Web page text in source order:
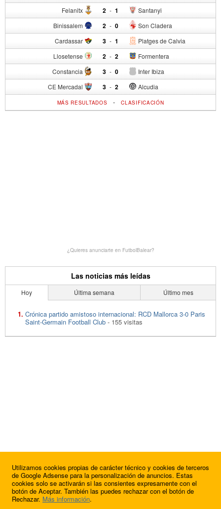
Felanitx 2 - Santanyi
1
Binissalem 2 - Son Cladera
0
Cardassar 3 - Platges de Calvia
1
Llosetense 2 - Formentera
2
Constancia 3 - Inter Ibiza
0
CE Mercadal 3 - Alcudia
2
MÁS RESULTADOS -CLASIFICACIÓN
¿Quieres anunciarte en FutbolBalear?
Las noticias más leídas
Hoy Última semana Último mes
Crónica partido amistoso internacional: RCD Mallorca 3-0 Paris
Saint-Germain Football Club - 155 visitas
Utilizamos cookies propias de carácter técnico y cookies de terceros
de Google Adsense para la personalización de anuncios. Estas
cookies solo se activarán si las consientes expresamente con el
botón de Aceptar. También las puedes rechazar con el botón de
Rechazar. Más información.